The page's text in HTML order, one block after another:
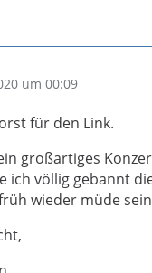
um 00:09
für den Link.
großartiges
ich völlig gebannt
wieder müde